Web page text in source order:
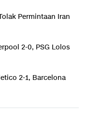
Permintaan Iran
2-0, PSG Lolos
2-1, Barcelona